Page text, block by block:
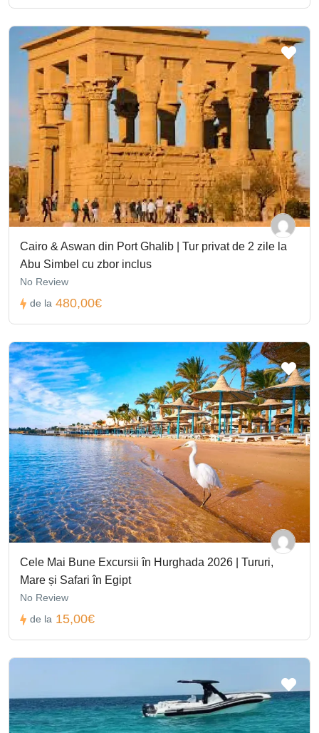
Cairo & Aswan din Port Ghalib | Tur privat de 2 zile la
Abu Simbel cu zbor inclus
No Review
de la 480,00€
Cele Mai Bune Excursii în Hurghada 2026 | Tururi,
Mare și Safari în Egipt
No Review
de la 15,00€